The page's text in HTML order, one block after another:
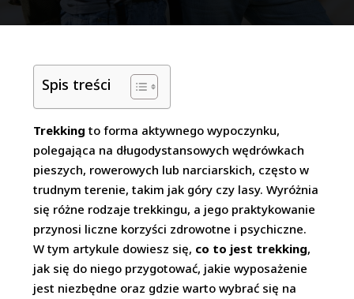
Spis treści
Trekking to forma aktywnego wypoczynku,
polegająca na długodystansowych wędrówkach
pieszych, rowerowych lub narciarskich, często w
trudnym terenie, takim jak góry czy lasy. Wyróżnia
się różne rodzaje trekkingu, a jego praktykowanie
przynosi liczne korzyści zdrowotne i psychiczne.
W tym artykule dowiesz się, co to jest trekking,
jak się do niego przygotować, jakie wyposażenie
jest niezbędne oraz gdzie warto wybrać się na